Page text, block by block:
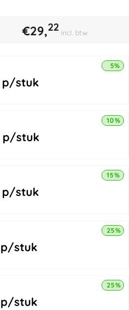
€29,22 incl. btw
p/stuk
5%
p/stuk
10%
p/stuk
15%
p/stuk
25%
p/stuk
25%